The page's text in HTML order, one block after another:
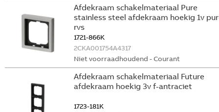
Afdekraam schakelmateriaal Pure
stainless steel afdekraam hoekig 1v
rvs
1721-866K
2CKA001754A4317
Niet voorraadhoudend - Courant
Afdekraam schakelmateriaal Future
afdekraam hoekig 3v f-antraciet
1723-181K